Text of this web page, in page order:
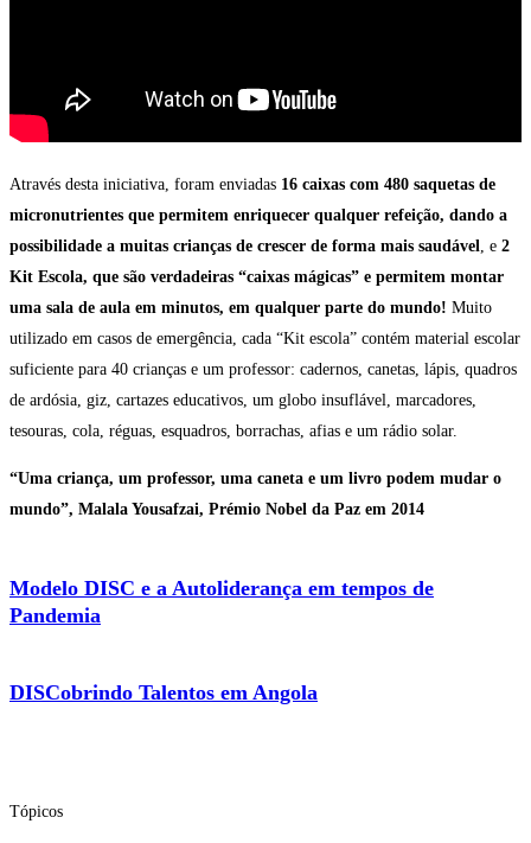
Através desta iniciativa, foram enviadas 16 caixas com 480 saquetas de
micronutrientes que permitem enriquecer qualquer refeição, dando a
possibilidade a muitas crianças de crescer de forma mais saudável
, e 2
Kit Escola, que são verdadeiras “caixas mágicas” e permitem montar
uma sala de aula em minutos, em qualquer parte do mundo! Muito
utilizado em casos de emergência, cada “Kit escola” contém material escolar
suficiente para 40 crianças e um professor: cadernos, canetas, lápis, quadros
de ardósia, giz, cartazes educativos, um globo insuflável, marcadores,
tesouras, cola, réguas, esquadros, borrachas, afias e um rádio solar.
“Uma criança, um professor, uma caneta e um livro podem mudar o
mundo”, Malala Yousafzai, Prémio Nobel da Paz em 2014
Modelo DISC e a Autoliderança em tempos de
Pandemia
DISCobrindo Talentos em Angola
Tópicos